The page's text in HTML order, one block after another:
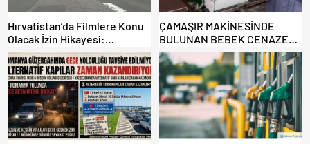
Hırvatistan’da Filmlere Konu
Olacak İzin Hikayesi:
Benzinlikte Eşini Unuttu!
ÇAMAŞIR MAKİNESİNDE
BULUNAN BEBEK CENAZESİ
ŞOK ETTİ